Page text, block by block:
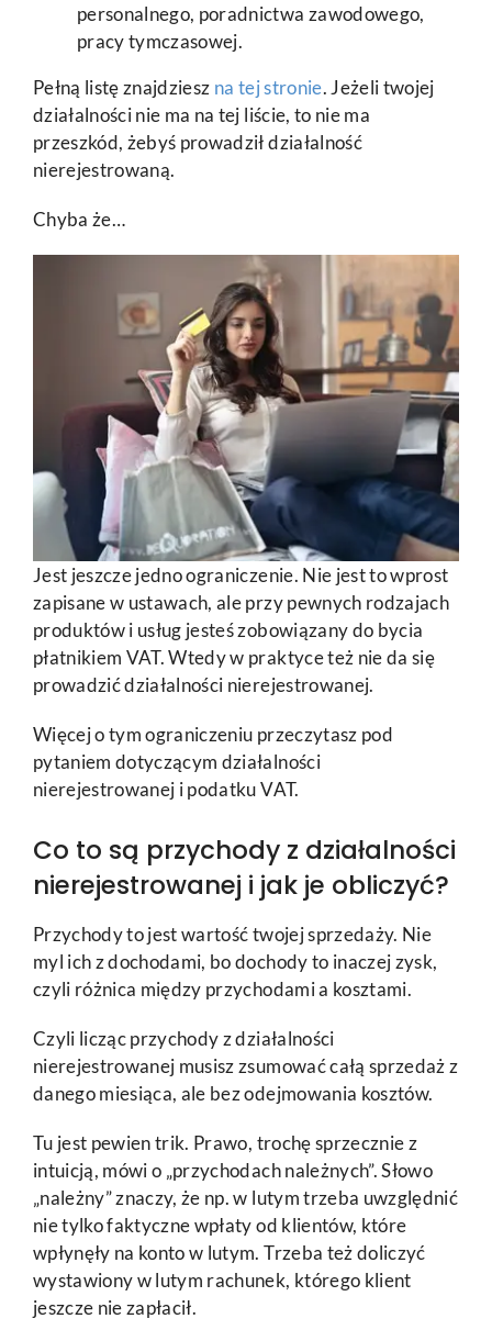
personalnego, poradnictwa zawodowego,
pracy tymczasowej.
Pełną listę znajdziesz na tej stronie. Jeżeli twojej
działalności nie ma na tej liście, to nie ma
przeszkód, żebyś prowadził działalność
nierejestrowaną.
Chyba że…
Jest jeszcze jedno ograniczenie. Nie jest to wprost
zapisane w ustawach, ale przy pewnych rodzajach
produktów i usług jesteś zobowiązany do bycia
płatnikiem VAT. Wtedy w praktyce też nie da się
prowadzić działalności nierejestrowanej.
Więcej o tym ograniczeniu przeczytasz pod
pytaniem dotyczącym działalności
nierejestrowanej i podatku VAT.
Co to są przychody z działalności
nierejestrowanej i jak je obliczyć?
Przychody to jest wartość twojej sprzedaży. Nie
myl ich z dochodami, bo dochody to inaczej zysk,
czyli różnica między przychodami a kosztami.
Czyli licząc przychody z działalności
nierejestrowanej musisz zsumować całą sprzedaż z
danego miesiąca, ale bez odejmowania kosztów.
Tu jest pewien trik. Prawo, trochę sprzecznie z
intuicją, mówi o „przychodach należnych”. Słowo
„należny” znaczy, że np. w lutym trzeba uwzględnić
nie tylko faktyczne wpłaty od klientów, które
wpłynęły na konto w lutym. Trzeba też doliczyć
wystawiony w lutym rachunek, którego klient
jeszcze nie zapłacił.